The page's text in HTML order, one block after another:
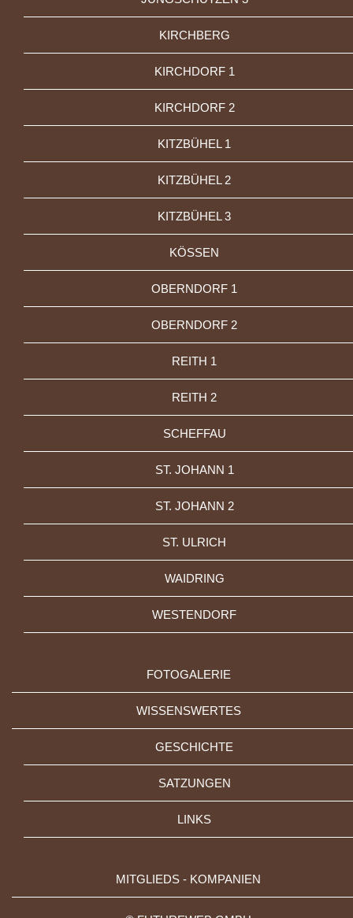
KIRCHBERG
KIRCHDORF 1
KIRCHDORF 2
KITZBÜHEL 1
KITZBÜHEL 2
KITZBÜHEL 3
KÖSSEN
OBERNDORF 1
OBERNDORF 2
REITH 1
REITH 2
SCHEFFAU
ST. JOHANN 1
ST. JOHANN 2
ST. ULRICH
WAIDRING
WESTENDORF
FOTOGALERIE
WISSENSWERTES
GESCHICHTE
SATZUNGEN
LINKS
MITGLIEDS - KOMPANIEN